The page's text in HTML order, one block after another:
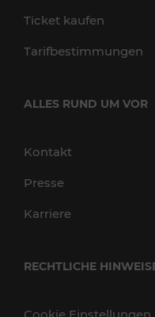
Ticket kaufen
Tarifbestimmungen
ALLES RUND UM VOR
Kontakt
Presse
Karriere
RECHTLICHE